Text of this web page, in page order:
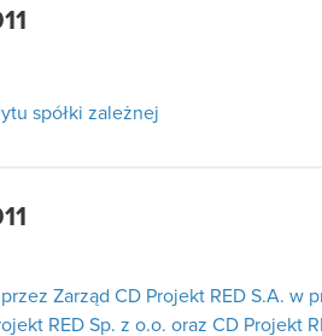
spółki zależnej
Zarząd CD Projekt RED S.A. w
RED Sp. z o.o. oraz CD Projekt